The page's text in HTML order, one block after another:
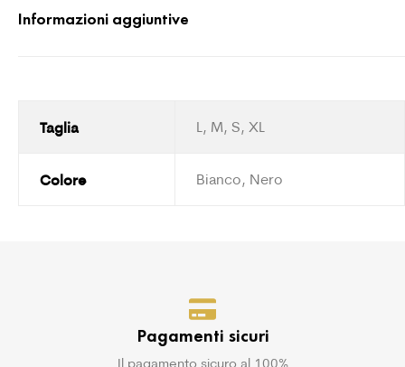
Informazioni aggiuntive
Taglia L, M, S, XL
Colore Bianco, Nero
Pagamenti sicuri
Il pagamento sicuro al 100%